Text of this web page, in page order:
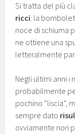
Si tratta del più
ricci: la
noce di schiuma
ne ottiene una
letteralmente
Negli ultimi anni i
probabilmente
pochino “liscia”,
sempre dato
ovviamente non